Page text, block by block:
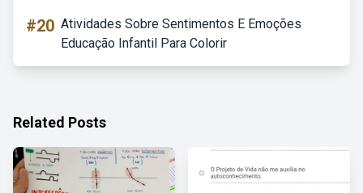
#20 Atividades Sobre Sentimentos E Emoções
Educação Infantil Para Colorir
Related Posts